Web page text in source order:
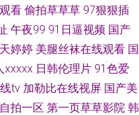
看 偷拍草草草 97狠狠插
午夜99 91日逼视频 国产
婷婷 美腿丝袜在线观看 国
xxxxx 日韩伦理片 91色爱
tv 加勒比在线视屏 国产美
拍一区 第一页草草影院 韩